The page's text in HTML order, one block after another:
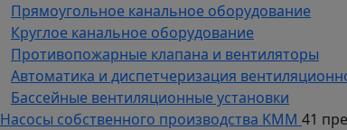
Прямоугольное канальное оборудование
Круглое канальное оборудование
Противопожарные клапана и вентиляторы
Автоматика и диспетчеризация
Бассейные вентиляционные установки
Насосы собственного производства KMM 41